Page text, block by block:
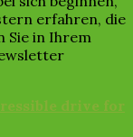
erfahren, die
Sie in Ihrem
drive for